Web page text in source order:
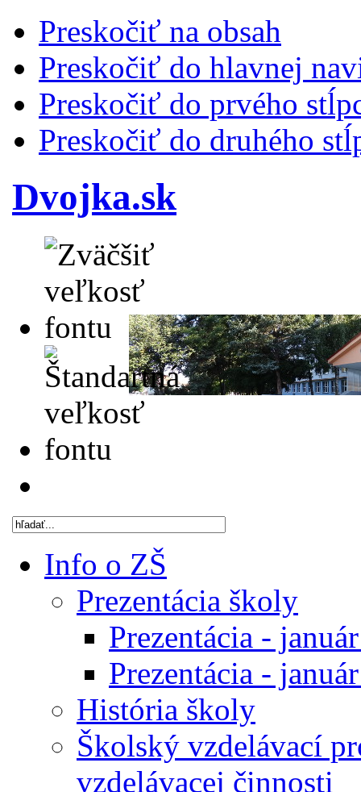
Preskočiť na obsah
Preskočiť do hlavnej
Preskočiť do prvého
Preskočiť do druhého
Dvojka.sk
Info o ZŠ
Prezentácia školy
Prezentácia -
Prezentácia -
História školy
Školský vzdelávací
vzdelávacej činnosti